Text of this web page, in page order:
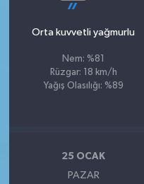
Orta kuvvetli yağmurlu
Nem: %81
Rüzgar: 18 km/h
Yağış Olasılığı: %89
25 OCAK
PAZAR